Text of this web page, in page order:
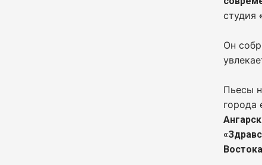
студия
Он
Пьесы
города